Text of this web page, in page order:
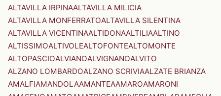
ALTAVILLA IRPINAALTAVILLA MILICIA
ALTAVILLA MONFERRATOALTAVILLA SILENTINA
ALTAVILLA VICENTINAALTIDONAALTILIAALTINO
ALTISSIMOALTIVOLEALTOFONTEALTOMONTE
ALTOPASCIOALVIANOALVIGNANOALVITO
ALZANO LOMBARDOALZANO SCRIVIAALZATE BRIANZA
AMALFIAMANDOLAAMANTEAAMAROAMARONI